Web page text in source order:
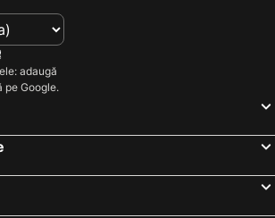
adaugă
pe Google.